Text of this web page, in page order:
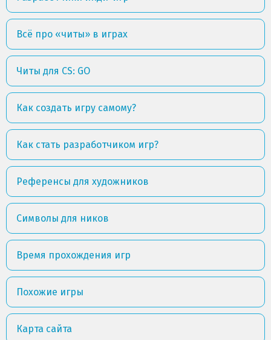
Всё про «читы» в играх
Читы для CS: GO
Как создать игру самому?
Как стать разработчиком игр?
Референсы для художников
Символы для ников
Время прохождения игр
Похожие игры
Карта сайта